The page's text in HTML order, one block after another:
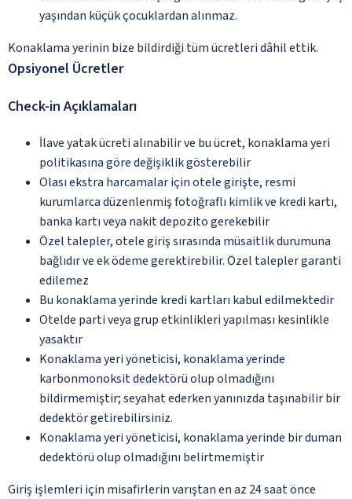
yaşından küçük çocuklardan alınmaz.
Konaklama yerinin bize bildirdiği tüm ücretleri dâhil ettik.
Opsiyonel Ücretler
Check-in Açıklamaları
İlave yatak ücreti alınabilir ve bu ücret, konaklama yeri
politikasına göre değişiklik gösterebilir
Olası ekstra harcamalar için otele girişte, resmi
kurumlarca düzenlenmiş fotoğraflı kimlik ve kredi kartı,
banka kartı veya nakit depozito gerekebilir
Özel talepler, otele giriş sırasında müsaitlik durumuna
bağlıdır ve ek ödeme gerektirebilir. Özel talepler garanti
edilemez
Bu konaklama yerinde kredi kartları kabul edilmektedir
Otelde parti veya grup etkinlikleri yapılması kesinlikle
yasaktır
Konaklama yeri yöneticisi, konaklama yerinde
karbonmonoksit dedektörü olup olmadığını
bildirmemiştir; seyahat ederken yanınızda taşınabilir bir
dedektör getirebilirsiniz.
Konaklama yeri yöneticisi, konaklama yerinde bir duman
dedektörü olup olmadığını belirtmemiştir
Giriş işlemleri için misafirlerin varıştan en az 24 saat önce